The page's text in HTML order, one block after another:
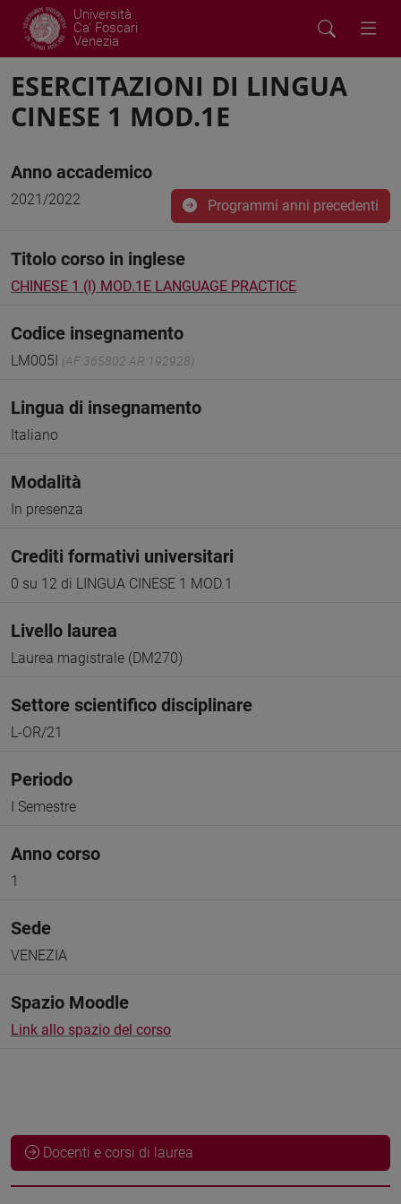
Università
Ca' Foscari
Venezia
ESERCITAZIONI DI LINGUA
CINESE 1 MOD.1E
Anno accademico
2021/2022 Programmi anni precedenti
Titolo corso in inglese
CHINESE 1 (I) MOD.1E LANGUAGE PRACTICE
Codice insegnamento
LM005I (AF:365802 AR:192928)
Lingua di insegnamento
Italiano
Modalità
In presenza
Crediti formativi universitari
0 su 12 di LINGUA CINESE 1 MOD.1
Livello laurea
Laurea magistrale (DM270)
Settore scientifico disciplinare
L-OR/21
Periodo
I Semestre
Anno corso
1
Sede
VENEZIA
Spazio Moodle
Link allo spazio del corso
Docenti e corsi di laurea